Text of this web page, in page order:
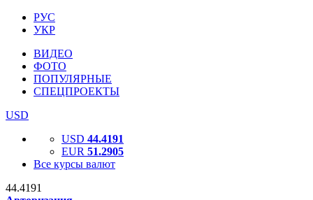
РУС
УКР
ВИДЕО
ФОТО
ПОПУЛЯРНЫЕ
СПЕЦПРОЕКТЫ
USD
USD 44.4191
EUR 51.2905
Все курсы валют
44.4191